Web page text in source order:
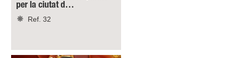
per la ciutat d…
Ref. 32